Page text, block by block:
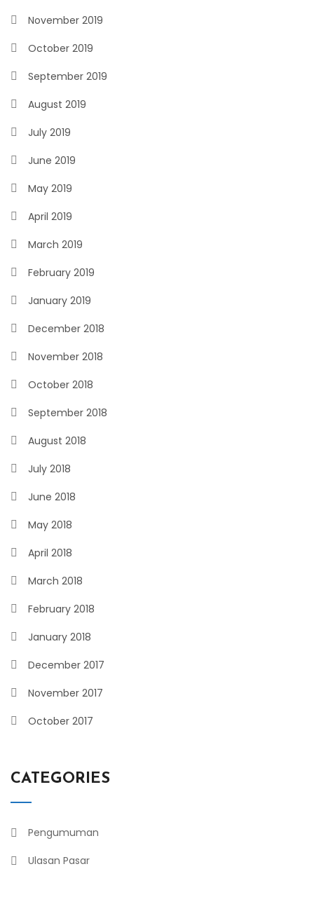
November 2019
October 2019
September 2019
August 2019
July 2019
June 2019
May 2019
April 2019
March 2019
February 2019
January 2019
December 2018
November 2018
October 2018
September 2018
August 2018
July 2018
June 2018
May 2018
April 2018
March 2018
February 2018
January 2018
December 2017
November 2017
October 2017
CATEGORIES
Pengumuman
Ulasan Pasar